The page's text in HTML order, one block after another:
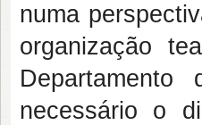
numa
organização
necessário o